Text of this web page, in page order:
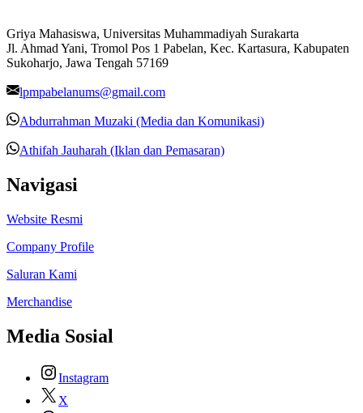
Griya Mahasiswa, Universitas Muhammadiyah Surakarta
Jl. Ahmad Yani, Tromol Pos 1 Pabelan, Kec. Kartasura, Kabupaten
Sukoharjo, Jawa Tengah 57169
lpmpabelanums@gmail.com
Abdurrahman Muzaki (Media dan Komunikasi)
Athifah Jauharah (Iklan dan Pemasaran)
Navigasi
Website Resmi
Company Profile
Saluran Kami
Merchandise
Media Sosial
Instagram
X